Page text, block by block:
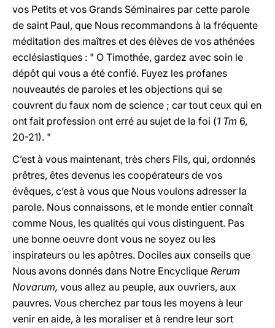
vos Petits et vos Grands Séminaires par cette parole
de saint Paul, que Nous recommandons à la fréquente
méditation des maîtres et des élèves de vos athénées
ecclésiastiques : " O Timothée, gardez avec soin le
dépôt qui vous a été confié. Fuyez les profanes
nouveautés de paroles et les objections qui se
couvrent du faux nom de science ; car tout ceux qui en
ont fait profession ont erré au sujet de la foi (1 Tm 6,
20-21). "
C’est à vous maintenant, très chers Fils, qui, ordonnés
prêtres, êtes devenus les coopérateurs de vos
évêques, c’est à vous que Nous voulons adresser la
parole. Nous connaissons, et le monde entier connaît
comme Nous, les qualités qui vous distinguent. Pas
une bonne oeuvre dont vous ne soyez ou les
inspirateurs ou les apôtres. Dociles aux conseils que
Nous avons donnés dans Notre Encyclique Rerum
Novarum, vous allez au peuple, aux ouvriers, aux
pauvres. Vous cherchez par tous les moyens à leur
venir en aide, à les moraliser et à rendre leur sort